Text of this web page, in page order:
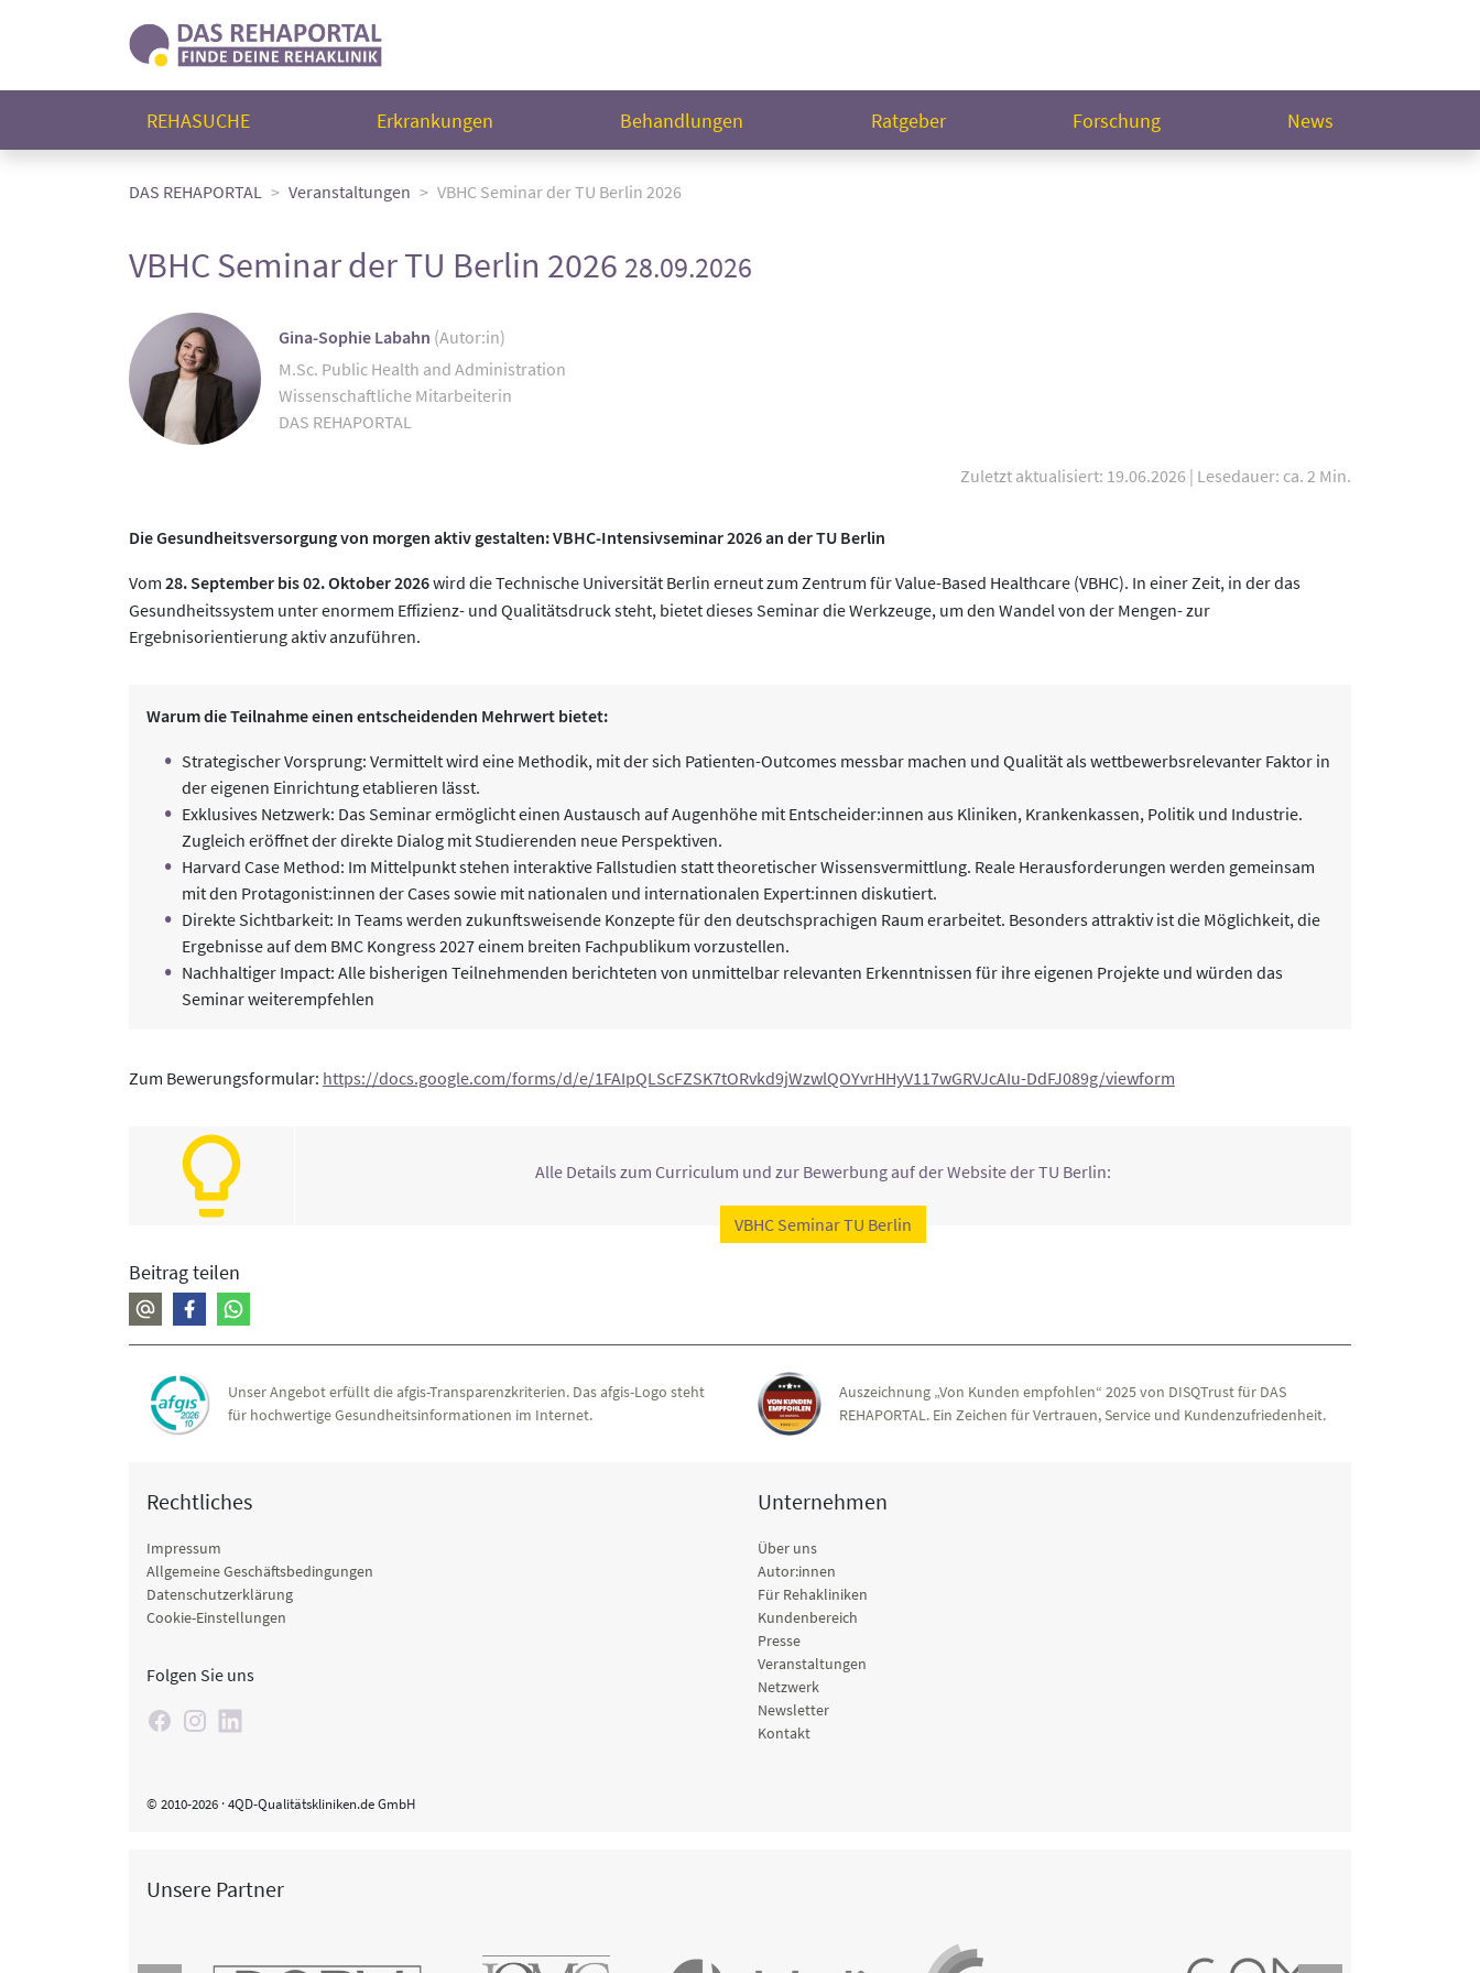
REHASUCHE Erkrankungen Behandlungen Ratgeber Forschung News
DAS REHAPORTAL Veranstaltungen VBHC Seminar der TU Berlin 2026
VBHC Seminar der TU Berlin 2026 28.09.2026
Gina-Sophie Labahn (Autor:in)
M.Sc. Public Health and Administration
Wissenschaftliche Mitarbeiterin
DAS REHAPORTAL
Zuletzt aktualisiert: 19.06.2026 | Lesedauer: ca. 2 Min.
Die Gesundheitsversorgung von morgen aktiv gestalten: VBHC-Intensivseminar 2026 an der TU Berlin
Vom 28. September bis 02. Oktober 2026wird die Technische Universität Berlin erneut zum Zentrum für Value-Based Healthcare (VBHC). In einer Zeit, in der das
Gesundheitssystem unter enormem Effizienz- und Qualitätsdruck steht, bietet dieses Seminar die Werkzeuge, um den Wandel von der Mengen- zur
Ergebnisorientierung aktiv anzuführen.
Warum die Teilnahme einen entscheidenden Mehrwert bietet:
Strategischer Vorsprung: Vermittelt wird eine Methodik, mit der sich Patienten-Outcomes messbar machen und Qualität als wettbewerbsrelevanter Faktor in
der eigenen Einrichtung etablieren lässt.
Exklusives Netzwerk: Das Seminar ermöglicht einen Austausch auf Augenhöhe mit Entscheider:innen aus Kliniken, Krankenkassen, Politik und Industrie.
Zugleich eröffnet der direkte Dialog mit Studierenden neue Perspektiven.
Harvard Case Method: Im Mittelpunkt stehen interaktive Fallstudien statt theoretischer Wissensvermittlung. Reale Herausforderungen werden gemeinsam
mit den Protagonist:innen der Cases sowie mit nationalen und internationalen Expert:innen diskutiert.
Direkte Sichtbarkeit: In Teams werden zukunftsweisende Konzepte für den deutschsprachigen Raum erarbeitet. Besonders attraktiv ist die Möglichkeit, die
Ergebnisse auf dem BMC Kongress 2027 einem breiten Fachpublikum vorzustellen.
Nachhaltiger Impact: Alle bisherigen Teilnehmenden berichteten von unmittelbar relevanten Erkenntnissen für ihre eigenen Projekte und würden das
Seminar weiterempfehlen
Zum Bewerungsformular: https://docs.google.com/forms/d/e/1FAIpQLScFZSK7tORvkd9jWzwlQOYvrHHyV117wGRVJcAIu-DdFJ089g/viewform
Alle Details zum Curriculum und zur Bewerbung auf der Website der TU Berlin:
VBHC Seminar TU Berlin
Beitrag teilen
Unser Angebot erfüllt die afgis-Transparenzkriterien. Das afgis-Logo steht
für hochwertige Gesundheitsinformationen im Internet.
Auszeichnung „Von Kunden empfohlen“ 2025 von DISQTrust für DAS
REHAPORTAL. Ein Zeichen für Vertrauen, Service und Kundenzufriedenheit.
Rechtliches
Impressum
Allgemeine Geschäftsbedingungen
Datenschutzerklärung
Cookie-Einstellungen
Folgen Sie uns
Unternehmen
Über uns
Autor:innen
Für Rehakliniken
Kundenbereich
Presse
Veranstaltungen
Netzwerk
Newsletter
Kontakt
© 2010-2026 · 4QD-Qualitätskliniken.de GmbH
Unsere Partner